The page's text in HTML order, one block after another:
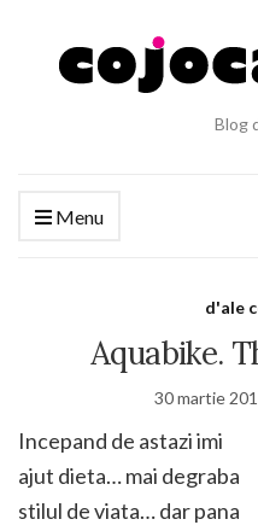
Blog
Menu
d'ale
Aquabike.
30 martie
Incepand de astazi imi
ajut dieta… mai degraba
stilul de viata… dar pana